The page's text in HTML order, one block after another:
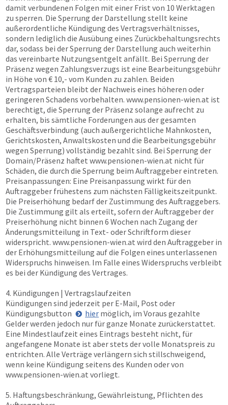
damit verbundenen Folgen mit einer Frist von 10 Werktagen
zu sperren. Die Sperrung der Darstellung stellt keine
außerordentliche Kündigung des Vertragsverhältnisses,
sondern lediglich die Ausübung eines Zurückbehaltungsrechts
dar, sodass bei der Sperrung der Darstellung auch weiterhin
das vereinbarte Nutzungsentgelt anfällt. Bei Sperrung der
Präsenz wegen Zahlungsverzugs ist eine Bearbeitungsgebühr
in Höhe von € 10,- vom Kunden zu zahlen. Beiden
Vertragsparteien bleibt der Nachweis eines höheren oder
geringeren Schadens vorbehalten. www.pensionen-wien.at ist
berechtigt, die Sperrung der Präsenz solange aufrecht zu
erhalten, bis sämtliche Forderungen aus der gesamten
Geschäftsverbindung (auch außergerichtliche Mahnkosten,
Gerichtskosten, Anwaltskosten und die Bearbeitungsgebühr
wegen Sperrung) vollständig bezahlt sind. Bei Sperrung der
Domain/Präsenz haftet www.pensionen-wien.at nicht für
Schäden, die durch die Sperrung beim Auftraggeber eintreten.
Preisanpassungen: Eine Preisanpassung wirkt für den
Auftraggeber frühestens zum nächsten Fälligkeitszeitpunkt.
Die Preiserhöhung bedarf der Zustimmung des Auftraggebers.
Die Zustimmung gilt als erteilt, sofern der Auftraggeber der
Preiserhöhung nicht binnen 6 Wochen nach Zugang der
Änderungsmitteilung in Text- oder Schriftform dieser
widerspricht. www.pensionen-wien.at wird den Auftraggeber in
der Erhöhungsmitteilung auf die Folgen eines unterlassenen
Widerspruchs hinweisen. Im Falle eines Widerspruchs verbleibt
es bei der Kündigung des Vertrages.
4. Kündigungen | Vertragslaufzeiten
Kündigungen sind jederzeit per E-Mail, Post oder
Kündigungsbutton
hier möglich, im Voraus gezahlte
Gelder werden jedoch nur für ganze Monate zurückerstattet.
Eine Mindestlaufzeit eines Eintrags besteht nicht, für
angefangene Monate ist aber stets der volle Monatspreis zu
entrichten. Alle Verträge verlängern sich stillschweigend,
wenn keine Kündigung seitens des Kunden oder von
www.pensionen-wien.at vorliegt.
5. Haftungsbeschränkung, Gewährleistung, Pflichten des